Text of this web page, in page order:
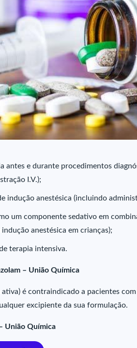
antes e durante procedimentos
I.V.);
indução anestésica (incluindo
um componente sedativo em
anestésica em crianças);
terapia intensiva.
– União Química
é contraindicado a pacientes
excipiente da sua formulação.
União Química